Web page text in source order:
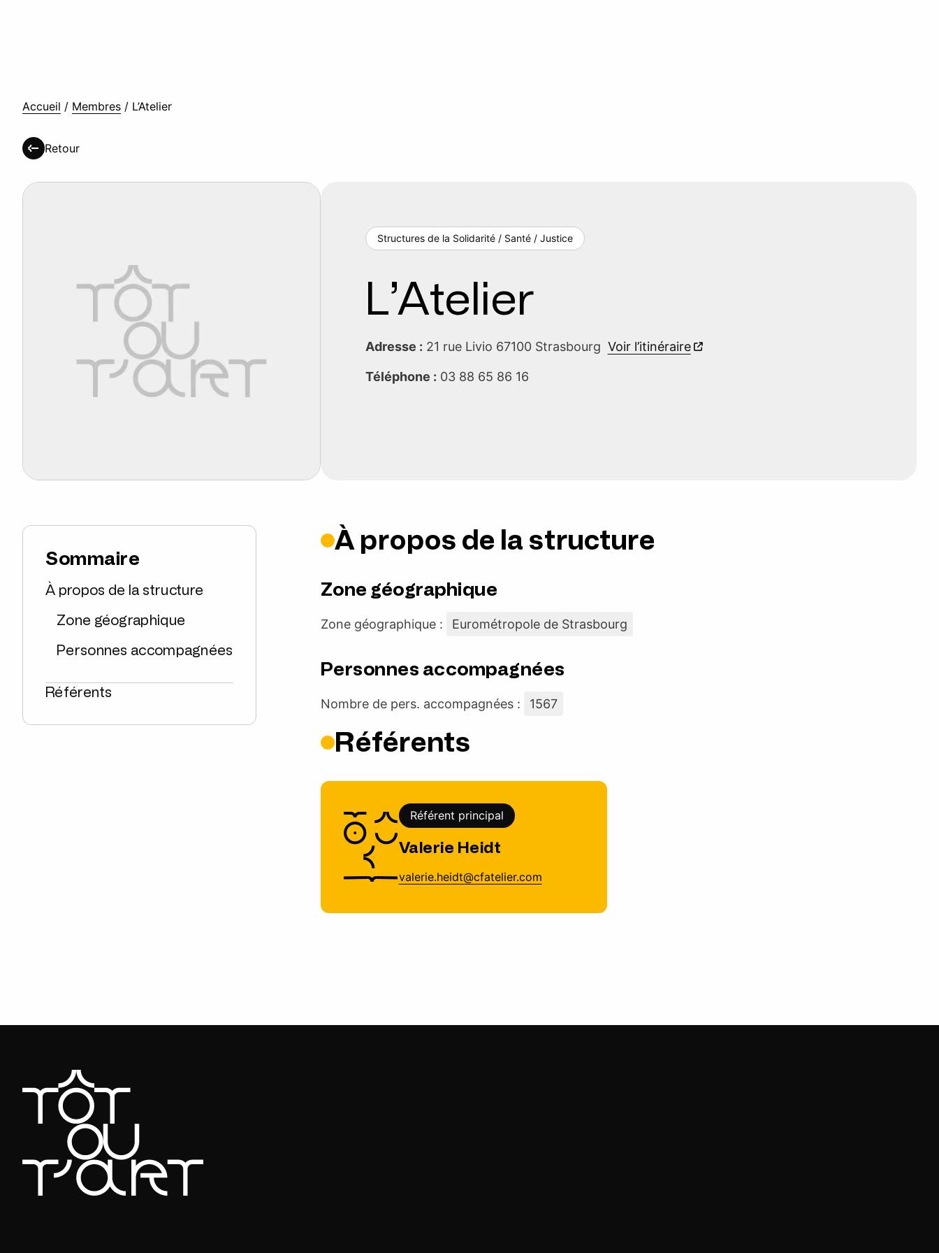
Accueil / Membres / L’Atelier
Retour
Structures de la Solidarité / Santé / Justice
L’Atelier
Adresse : 21 rue Livio 67100 Strasbourg Voir l’itinéraire
Téléphone : 03 88 65 86 16
Sommaire
À propos de la structure
Zone géographique
Personnes accompagnées
Référents
À propos de la structure
Zone géographique
Zone géographique : Eurométropole de Strasbourg
Personnes accompagnées
Nombre de pers. accompagnées : 1567
Référents
Référent principal
Valerie Heidt
valerie.heidt@cfatelier.com